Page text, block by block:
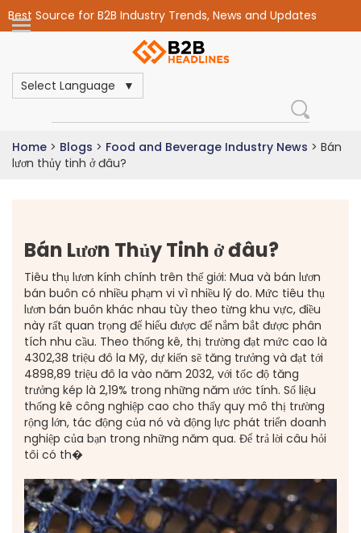
Best Source for B2B Industry Trends, News and Updates
Select Language
Home > Blogs > Food and Beverage Industry News > Bán
lươn thủy tinh ở đâu?
Bán Lươn Thủy Tinh ở đâu?
Tiêu thụ lươn kính chính trên thế giới: Mua và bán lươn
bán buôn có nhiều phạm vi vì nhiều lý do. Mức tiêu thụ
lươn bán buôn khác nhau tùy theo từng khu vực, điều
này rất quan trọng để hiểu được để nắm bắt được phân
tích nhu cầu. Theo thống kê, thị trường đạt mức cao là
4302,38 triệu đô la Mỹ, dự kiến sẽ tăng trưởng và đạt tới
4898,89 triệu đô la vào năm 2032, với tốc độ tăng
trưởng kép là 2,19% trong những năm ước tính. Số liệu
thống kê công nghiệp cao cho thấy quy mô thị trường
rộng lớn, tác động của nó và động lực phát triển doanh
nghiệp của bạn trong những năm qua. Để trả lời câu hỏi
tôi có th�